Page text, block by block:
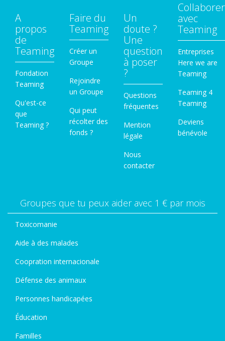
A
propos
de
Teaming
Fondation
Teaming
Qu'est-ce
que
Teaming ?
Faire du
Teaming
Créer un
Groupe
Rejoindre
un Groupe
Qui peut
récolter des
fonds ?
Un
doute ?
Une
question
à poser
?
Questions
fréquentes
Mention
légale
Nous
contacter
Collaborer
avec
Teaming
Entreprises
Here we are
Teaming
Teaming 4
Teaming
Deviens
bénévole
Groupes que tu peux aider avec 1 € par mois
Toxicomanie
Aide à des malades
Coopration internacionale
Défense des animaux
Personnes handicapées
Éducation
Familles